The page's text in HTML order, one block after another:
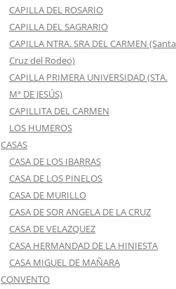
CAPILLA DEL ROSARIO
CAPILLA DEL SAGRARIO
CAPILLA NTRA. SRA DEL CARMEN (Santa
Cruz del Rodeo)
CAPILLA PRIMERA UNIVERSIDAD (STA.
Mª DE JESÚS)
CAPILLITA DEL CARMEN
LOS HUMEROS
CASAS
CASA DE LOS IBARRAS
CASA DE LOS PINELOS
CASA DE MURILLO
CASA DE SOR ANGELA DE LA CRUZ
CASA DE VELAZQUEZ
CASA HERMANDAD DE LA HINIESTA
CASA MIGUEL DE MAÑARA
CONVENTO